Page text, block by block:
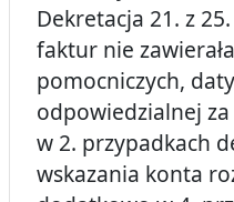
Dekretacja 21. z
faktur nie
pomocniczych,
odpowiedzialnej
w 2. przypadkach
wskazania konta